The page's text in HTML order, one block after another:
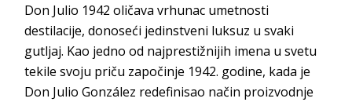
Don Julio 1942 oličava vrhunac umetnosti
destilacije, donoseći jedinstveni luksuz u svaki
gutljaj. Kao jedno od najprestižnijih imena u svetu
tekile svoju priču započinje 1942. godine, kada je
Don Julio González redefinisao način proizvodnje